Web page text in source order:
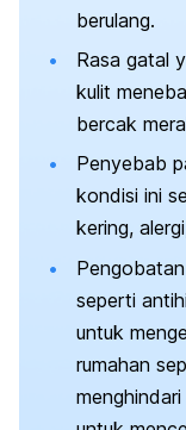
berulang.
Rasa gatal
kulit
bercak
Penyebab
kondisi ini
kering,
seperti
untuk
rumahan